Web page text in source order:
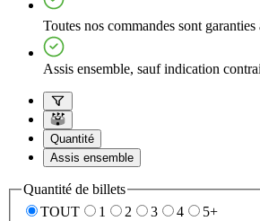
Toutes nos commandes sont
Assis ensemble, sauf indication
Quantité
Assis ensemble
Quantité de billets
TOUT
1 2 3 4
5+